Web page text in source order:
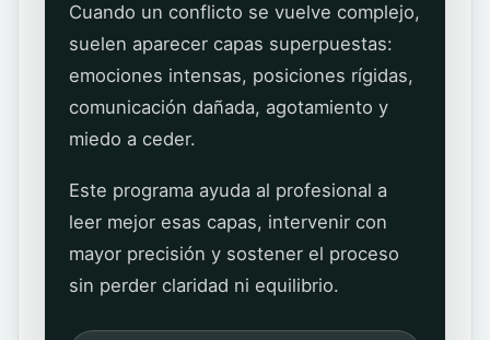
Cuando un conflicto se vuelve complejo,
suelen aparecer capas superpuestas:
emociones intensas, posiciones rígidas,
comunicación dañada, agotamiento y
miedo a ceder.
Este programa ayuda al profesional a
leer mejor esas capas, intervenir con
mayor precisión y sostener el proceso
sin perder claridad ni equilibrio.